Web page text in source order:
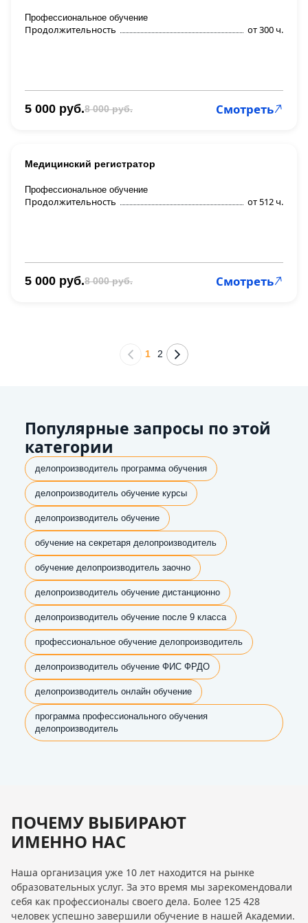
Профессиональное обучение
Продолжительность от 300 ч.
5 000 руб.8 000 руб. Смотреть
Медицинский регистратор
Профессиональное обучение
Продолжительность от 512 ч.
5 000 руб.8 000 руб. Смотреть
1 2
Популярные запросы по этой
категории
делопроизводитель программа обучения
делопроизводитель обучение курсы
делопроизводитель обучение
обучение на секретаря делопроизводитель
обучение делопроизводитель заочно
делопроизводитель обучение дистанционно
делопроизводитель обучение после 9 класса
профессиональное обучение делопроизводитель
делопроизводитель обучение ФИС ФРДО
делопроизводитель онлайн обучение
программа профессионального обучения
делопроизводитель
ПОЧЕМУ ВЫБИРАЮТ
ИМЕННО НАС
Наша организация уже 10 лет находится на рынке
образовательных услуг. За это время мы зарекомендовали
себя как профессионалы своего дела. Более 125 428
человек успешно завершили обучение в нашей Академии.